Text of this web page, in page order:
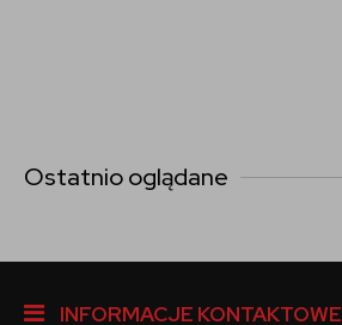
Ostatnio oglądane
INFORMACJE KONTAKTOWE